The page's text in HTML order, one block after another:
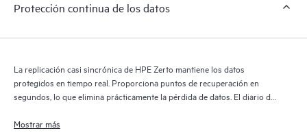
Protección continua de los datos
La replicación casi sincrónica de HPE Zerto mantiene los datos
protegidos en tiempo real. Proporciona puntos de recuperación en
segundos, lo que elimina prácticamente la pérdida de datos. El diario de
durante 30 días, lo que proporciona una recuperación granular y
Mostrar más